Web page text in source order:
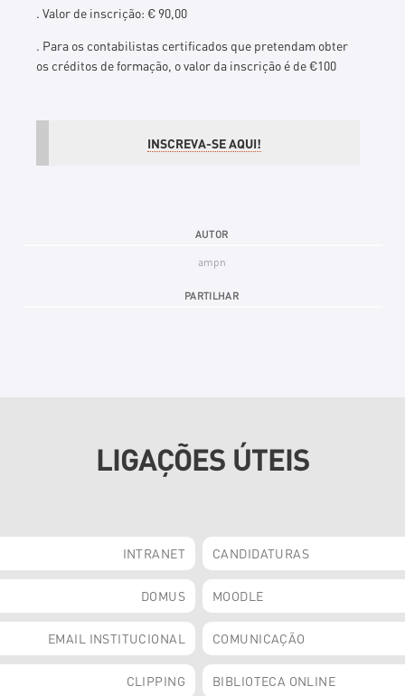
. Valor de inscrição: € 90,00
. Para os contabilistas certificados que pretendam obter
os créditos de formação, o valor da inscrição é de €100
INSCREVA-SE AQUI!
AUTOR
ampn
PARTILHAR
LIGAÇÕES ÚTEIS
INTRANET CANDIDATURAS
DOMUS MOODLE
EMAIL INSTITUCIONAL COMUNICAÇÃO
CLIPPING BIBLIOTECA ONLINE